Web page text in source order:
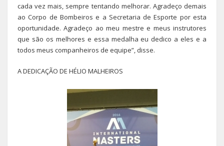
cada vez mais, sempre tentando melhorar. Agradeço demais
ao Corpo de Bombeiros e a Secretaria de Esporte por esta
oportunidade. Agradeço ao meu mestre e meus instrutores
que são os melhores e essa medalha eu dedico a eles e a
todos meus companheiros de equipe”, disse.
A DEDICAÇÃO DE HÉLIO MALHEIROS